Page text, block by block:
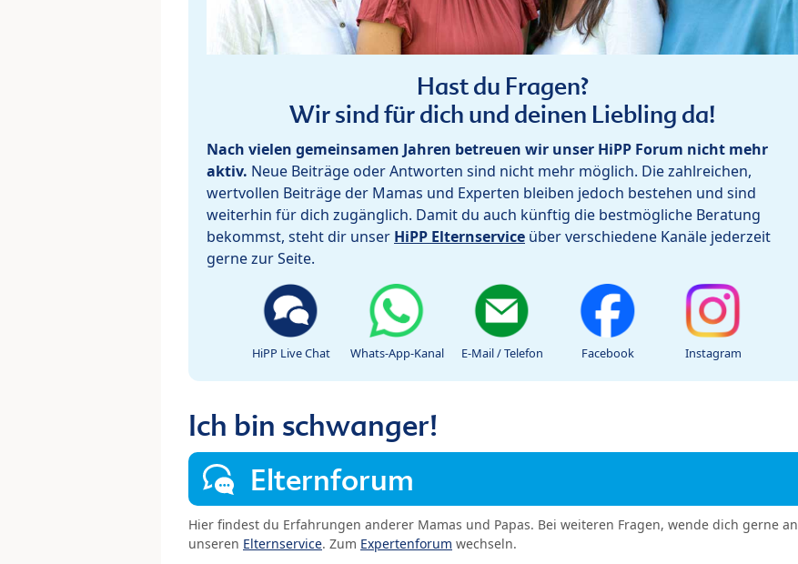
Hast du Fragen?
Wir sind für dich und deinen Liebling da!
Nach vielen gemeinsamen Jahren betreuen wir unser HiPP Forum nicht mehr
aktiv. Neue Beiträge oder Antworten sind nicht mehr möglich. Die zahlreichen,
wertvollen Beiträge der Mamas und Experten bleiben jedoch bestehen und sind
weiterhin für dich zugänglich. Damit du auch künftig die bestmögliche Beratung
bekommst, steht dir unser HiPP Elternservice über verschiedene Kanäle jederzeit
gerne zur Seite.
HiPP Live Chat Whats-App-Kanal E-Mail / Telefon Facebook Instagram
Ich bin schwanger!
Elternforum
Hier findest du Erfahrungen anderer Mamas und Papas. Bei weiteren Fragen, wende dich gerne an
unseren Elternservice. Zum Expertenforum wechseln.